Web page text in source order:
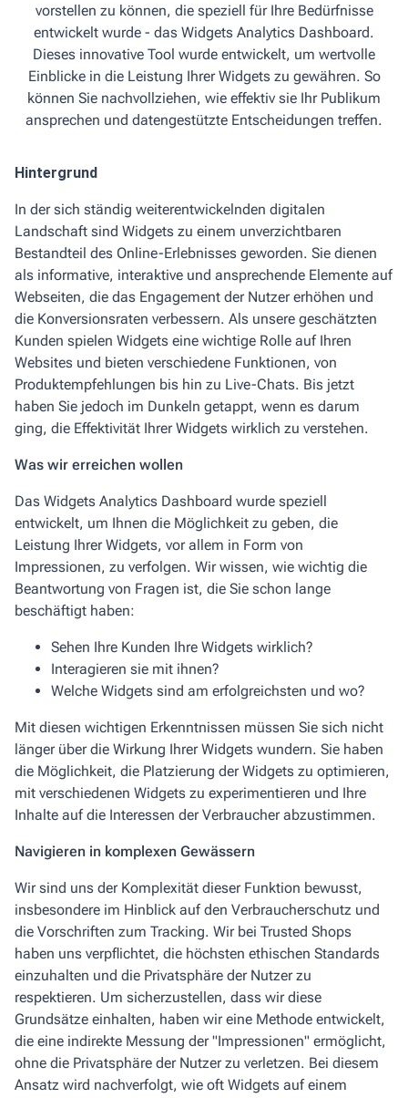
vorstellen zu können, die speziell für Ihre Bedürfnisse
entwickelt wurde - das Widgets Analytics Dashboard.
Dieses innovative Tool wurde entwickelt, um wertvolle
Einblicke in die Leistung Ihrer Widgets zu gewähren. So
können Sie nachvollziehen, wie effektiv sie Ihr Publikum
ansprechen und datengestützte Entscheidungen treffen.
Hintergrund
In der sich ständig weiterentwickelnden digitalen
Landschaft sind Widgets zu einem unverzichtbaren
Bestandteil des Online-Erlebnisses geworden. Sie dienen
als informative, interaktive und ansprechende Elemente auf
Webseiten, die das Engagement der Nutzer erhöhen und
die Konversionsraten verbessern. Als unsere geschätzten
Kunden spielen Widgets eine wichtige Rolle auf Ihren
Websites und bieten verschiedene Funktionen, von
Produktempfehlungen bis hin zu Live-Chats. Bis jetzt
haben Sie jedoch im Dunkeln getappt, wenn es darum
ging, die Effektivität Ihrer Widgets wirklich zu verstehen.
Was wir erreichen wollen
Das Widgets Analytics Dashboard wurde speziell
entwickelt, um Ihnen die Möglichkeit zu geben, die
Leistung Ihrer Widgets, vor allem in Form von
Impressionen, zu verfolgen. Wir wissen, wie wichtig die
Beantwortung von Fragen ist, die Sie schon lange
beschäftigt haben:
Sehen Ihre Kunden Ihre Widgets wirklich?
Interagieren sie mit ihnen?
Welche Widgets sind am erfolgreichsten und wo?
Mit diesen wichtigen Erkenntnissen müssen Sie sich nicht
länger über die Wirkung Ihrer Widgets wundern. Sie haben
die Möglichkeit, die Platzierung der Widgets zu optimieren,
mit verschiedenen Widgets zu experimentieren und Ihre
Inhalte auf die Interessen der Verbraucher abzustimmen.
Navigieren in komplexen Gewässern
Wir sind uns der Komplexität dieser Funktion bewusst,
insbesondere im Hinblick auf den Verbraucherschutz und
die Vorschriften zum Tracking. Wir bei Trusted Shops
haben uns verpflichtet, die höchsten ethischen Standards
einzuhalten und die Privatsphäre der Nutzer zu
respektieren. Um sicherzustellen, dass wir diese
Grundsätze einhalten, haben wir eine Methode entwickelt,
die eine indirekte Messung der "Impressionen" ermöglicht,
ohne die Privatsphäre der Nutzer zu verletzen. Bei diesem
Ansatz wird nachverfolgt, wie oft Widgets auf einem